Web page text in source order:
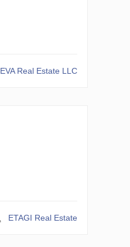
EVA Real Estate LLC
ETAGI Real Estate